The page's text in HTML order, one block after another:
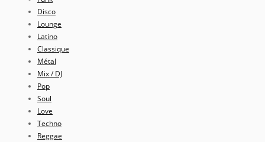
Disco
Lounge
Latino
Classique
Métal
Mix / DJ
Pop
Soul
Love
Techno
Reggae